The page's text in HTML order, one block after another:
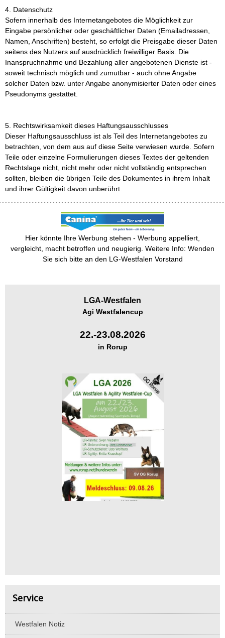
4. Datenschutz
Sofern innerhalb des Internetangebotes die Möglichkeit zur
Eingabe persönlicher oder geschäftlicher Daten (Emailadressen,
Namen, Anschriften) besteht, so erfolgt die Preisgabe dieser Daten
seitens des Nutzers auf ausdrücklich freiwilliger Basis. Die
Inanspruchnahme und Bezahlung aller angebotenen Dienste ist -
soweit technisch möglich und zumutbar - auch ohne Angabe
solcher Daten bzw. unter Angabe anonymisierter Daten oder eines
Pseudonyms gestattet.
5. Rechtswirksamkeit dieses Haftungsausschlusses
Dieser Haftungsausschluss ist als Teil des Internetangebotes zu
betrachten, von dem aus auf diese Seite verwiesen wurde. Sofern
Teile oder einzelne Formulierungen dieses Textes der geltenden
Rechtslage nicht, nicht mehr oder nicht vollständig entsprechen
sollten, bleiben die übrigen Teile des Dokumentes in ihrem Inhalt
und ihrer Gültigkeit davon unberührt.
Hier könnte Ihre Werbung stehen - Werbung appelliert,
vergleicht, macht betroffen und neugierig. Weitere Info: Wenden
Sie sich bitte an den LG-Westfalen Vorstand
LGA-Westfalen
Agi Westfalencup
22.-23.08.2026
in Rorup
Service
Westfalen Notiz